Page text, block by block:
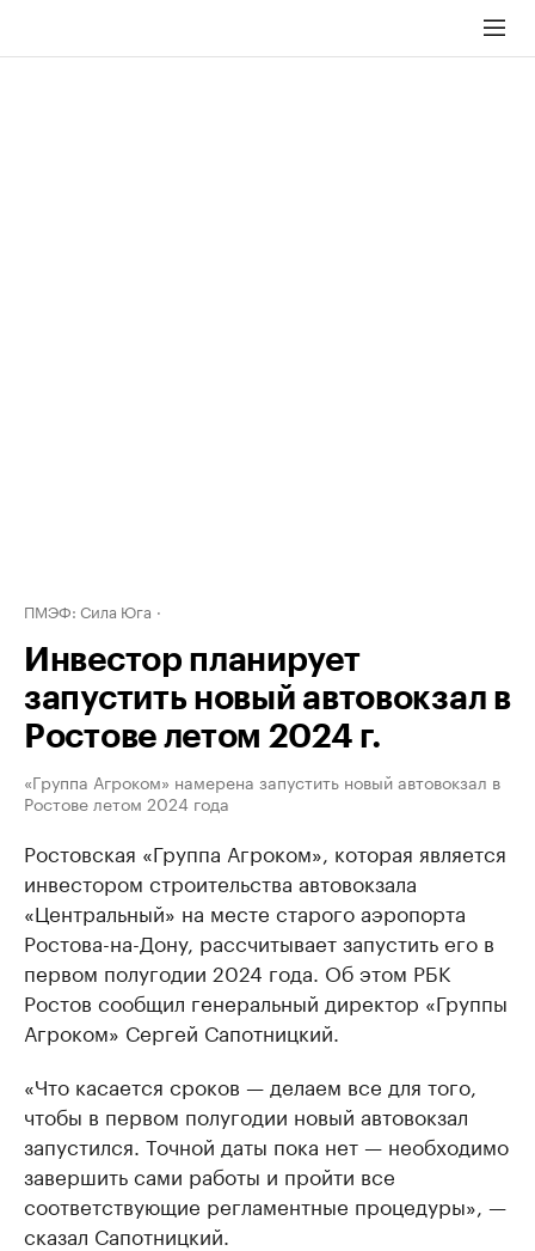
ПМЭФ: Сила Юга
Инвестор планирует
запустить новый автовокзал в
Ростове летом 2024 г.
«Группа Агроком» намерена запустить новый автовокзал в
Ростове летом 2024 года
Ростовская «Группа Агроком», которая является
инвестором строительства автовокзала
«Центральный» на месте старого аэропорта
Ростова-на-Дону, рассчитывает запустить его в
первом полугодии 2024 года. Об этом РБК
Ростов сообщил генеральный директор «Группы
Агроком» Сергей Сапотницкий.
«Что касается сроков — делаем все для того,
чтобы в первом полугодии новый автовокзал
запустился. Точной даты пока нет — необходимо
завершить сами работы и пройти все
соответствующие регламентные процедуры», —
сказал Сапотницкий.